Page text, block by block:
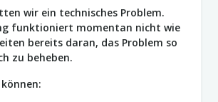
wir ein technisches Problem.
funktioniert momentan nicht wie
bereits daran, das Problem so
zu beheben.